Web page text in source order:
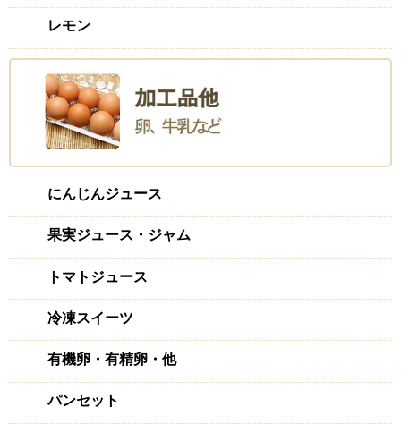
レモン
にんじんジュース
果実ジュース・ジャム
トマトジュース
冷凍スイーツ
有機卵・有精卵・他
パンセット